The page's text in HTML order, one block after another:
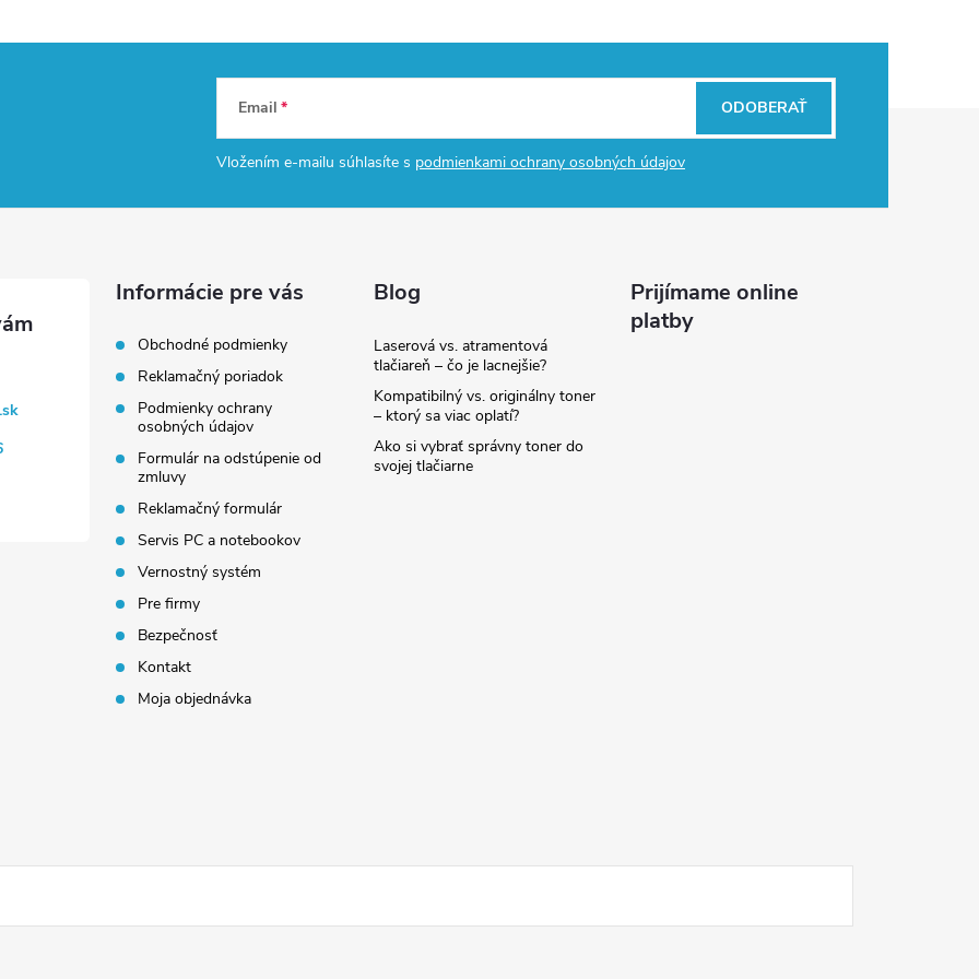
Email
Vložením e-mailu súhlasíte s podmienkami ochrany osobných údajov
ODOBERAŤ
Informácie pre vás
Obchodné podmienky
Reklamačný poriadok
Podmienky ochrany
osobných údajov
Formulár na odstúpenie od
zmluvy
Reklamačný formulár
Servis PC a notebookov
Vernostný systém
Pre firmy
Bezpečnosť
Kontakt
Moja objednávka
Blog
Laserová vs. atramentová
tlačiareň – čo je lacnejšie?
Kompatibilný vs. originálny toner
– ktorý sa viac oplatí?
Ako si vybrať správny toner do
svojej tlačiarne
Prijímame online
platby